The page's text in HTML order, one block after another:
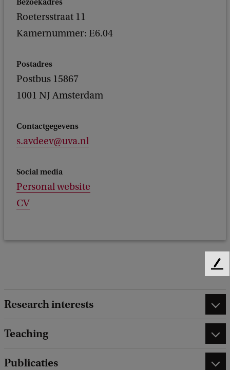
Bezoekadres
Roetersstraat 11
Kamernummer: E6.04
Postadres
Postbus 15867
1001 NJ Amsterdam
Contactgegevens
s.avdeev@uva.nl
Social media
Personal website
CV
Research interests
Teaching
Publicaties
F
d
b
a
c